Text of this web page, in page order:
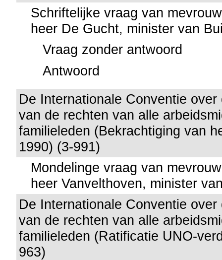
Schriftelijke vraag van
heer De Gucht, minister van
Vraag zonder antwoord
Antwoord
De Internationale Conventie
van de rechten van alle
familieleden (Bekrachtiging van
1990) (3-991)
Mondelinge vraag van
heer Vanvelthoven, minister
De Internationale Conventie
van de rechten van alle
familieleden (Ratificatie UNO-
963)